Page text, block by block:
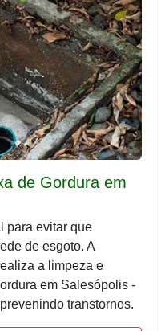
de Gordura em
para evitar que
de esgoto. A
a limpeza e
em Salesópolis -
transtornos.